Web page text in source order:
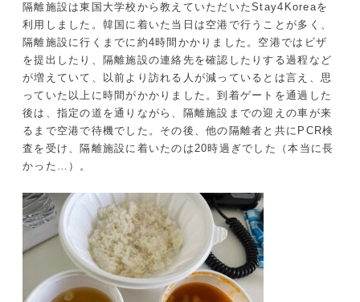
隔離施設は東国大学校から教えていただいたStay4Koreaを
利用しました。韓国に着いた当日は空港で行うことが多く、
隔離施設に行くまでに約4時間かかりました。空港ではビザ
を提出したり、隔離施設の連絡先を確認したりする過程など
が増えていて、以前より訪れる人が減っているとは言え、思
っていた以上に時間がかかりました。到着ゲートを通過した
後は、指定の道を通りながら、隔離施設までの迎えの車が来
るまで空港で待機でした。その後、他の隔離者と共にPCR検
査を受け、隔離施設に着いたのは20時過ぎでした（本当に長
かった…）。